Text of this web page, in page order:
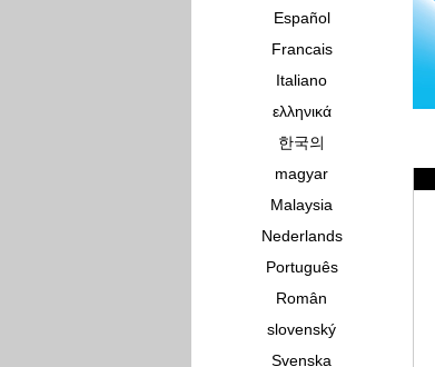
Español
Francais
Italiano
ελληνικά
한국의
magyar
Malaysia
Nederlands
Português
Român
slovenský
Svenska